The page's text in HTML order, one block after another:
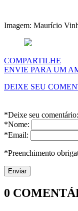
Imagem: Maurício
COMPARTILHE
ENVIE PARA UM
DEIXE SEU
*Deixe seu comentário:
*Nome:
*Email:
*Preenchimento
0